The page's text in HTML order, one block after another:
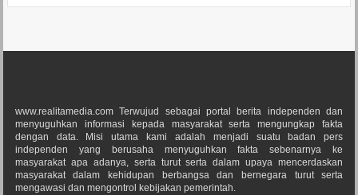
www.realitamedia.com Terwujud sebagai portal berita independen dan
menyuguhkan informasi kepada masyarakat serta mengungkap fakta
dengan data. Misi utama kami adalah menjadi suatu badan pers
independen yang berusaha menyuguhkan fakta sebenarnya ke
masyarakat apa adanya, serta turut serta dalam upaya mencerdaskan
masyarakat dalam kehidupan berbangsa dan bernegara turut serta
mengawasi dan mengontrol kebijakan pemerintah.